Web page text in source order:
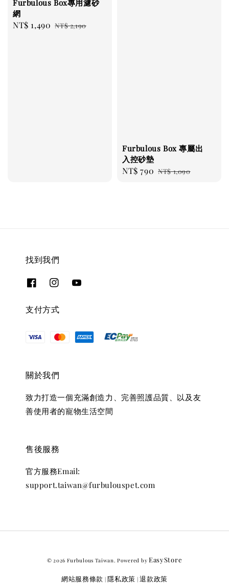
Furbulous Box專用濾砂
網
Sale
NT$ 1,490 Regular
NT$ 2,190
Furbulous Box 專屬出
入控砂墊
Sale
NT$ 790 Regular
NT$ 1,090
找到我們
支付方式
關於我們
致力打造一個充滿創造力、完善照護品質、以及友
善使用者的寵物生活空間
售後服務
官方服務Email:
support.taiwan@furbulouspet.com
© 2026 Furbulous Taiwan. Powered by EasyStore
網站服務條款 | 隱私政策 |退款政策